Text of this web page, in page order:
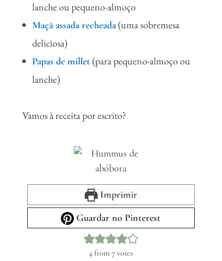
lanche ou pequeno-almoço
Maçã assada recheada(uma sobremesa
deliciosa)
Papas de millet(para pequeno-almoço ou
lanche)
Vamos à receita por escrito?
Imprimir
Guardar no Pinterest
4 from7 votes